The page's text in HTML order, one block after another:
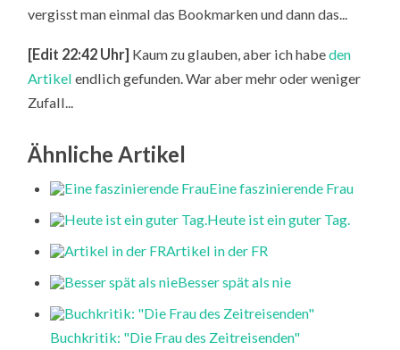
vergisst man einmal das Bookmarken und dann das...
[Edit 22:42 Uhr] Kaum zu glauben, aber ich habeden
Artikel endlich gefunden. War aber mehr oder weniger
Zufall...
Ähnliche Artikel
Eine faszinierende Frau
Heute ist ein guter Tag.
Artikel in der FR
Besser spät als nie
Buchkritik: "Die Frau des Zeitreisenden"